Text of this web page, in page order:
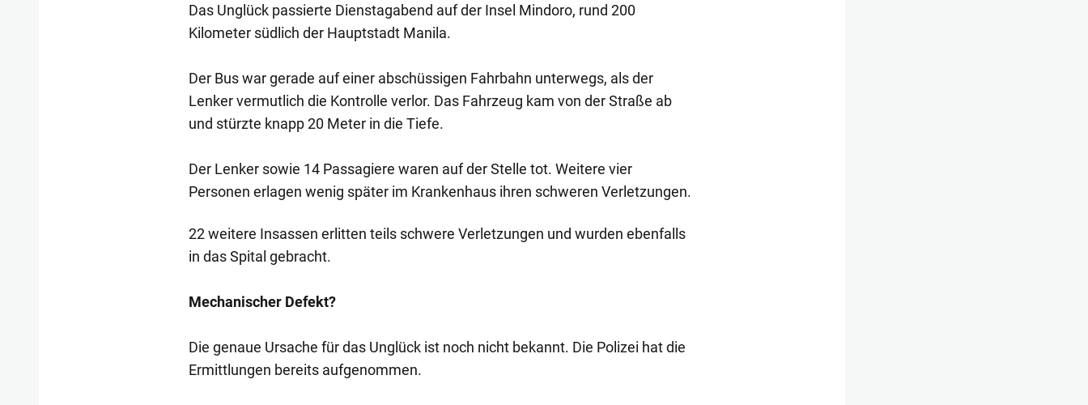
Das Unglück passierte Dienstagabend auf der Insel Mindoro, rund 200
Kilometer südlich der Hauptstadt Manila.
Der Bus war gerade auf einer abschüssigen Fahrbahn unterwegs, als der
Lenker vermutlich die Kontrolle verlor. Das Fahrzeug kam von der Straße ab
und stürzte knapp 20 Meter in die Tiefe.
Der Lenker sowie 14 Passagiere waren auf der Stelle tot. Weitere vier
Personen erlagen wenig später im Krankenhaus ihren schweren Verletzungen.
22 weitere Insassen erlitten teils schwere Verletzungen und wurden ebenfalls
in das Spital gebracht.
Mechanischer Defekt?
Die genaue Ursache für das Unglück ist noch nicht bekannt. Die Polizei hat die
Ermittlungen bereits aufgenommen.